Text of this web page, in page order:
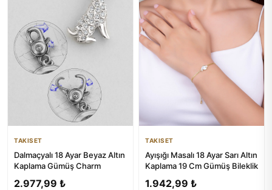
TAKISET
Dalmaçyalı 18 Ayar Beyaz Altın
Kaplama Gümüş Charm
2.977,99 ₺
TAKISET
Ayışığı Masalı 18 Ayar Sarı Altın
Kaplama 19 Cm Gümüş Bileklik
1.942,99 ₺